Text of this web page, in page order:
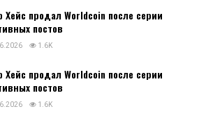
Хейс продал Worldcoin после серии
постов
1.6K
Хейс продал Worldcoin после серии
постов
1.6K